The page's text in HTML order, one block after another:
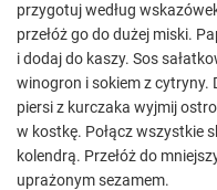
przygotuj według
przełóż go do dużej miski.
i dodaj do kaszy. Sos
winogron i sokiem z cytryny.
piersi z kurczaka wyjmij
w kostkę. Połącz wszystkie
kolendrą. Przełóż do
uprażonym sezamem.